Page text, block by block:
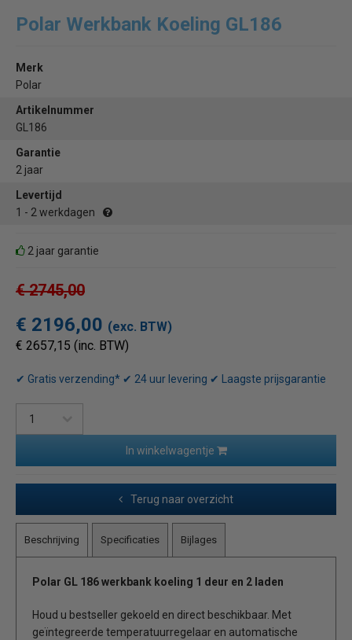
Polar Werkbank Koeling GL186
Merk
Polar
Artikelnummer
GL186
Garantie
2 jaar
Levertijd
1 - 2 werkdagen
2 jaar garantie
€ 2745,00
€ 2196,00 (exc. BTW)
€ 2657,15 (inc. BTW)
✔ Gratis verzending* ✔ 24 uur levering ✔ Laagste prijsgarantie
In winkelwagentje
Terug naar overzicht
Beschrijving Specificaties Bijlages
Polar GL 186 werkbank koeling 1 deur en 2 laden
Houd u bestseller gekoeld en direct beschikbaar. Met
geïntegreerde temperatuurregelaar en automatische